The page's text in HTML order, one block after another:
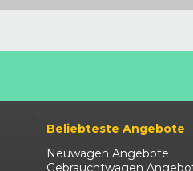
Beliebteste Angebote
Neuwagen Angebote
Gebrauchtwagen